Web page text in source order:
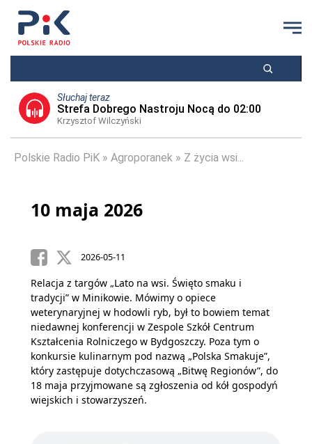
Słuchaj teraz
Strefa Dobrego Nastroju Nocą do 02:00
Krzysztof Wilczyński
Polskie Radio PiK Agroporanek Z życia wsi...
10 maja 2026
2026-05-11
Relacja z targów „Lato na wsi. Święto smaku i
tradycji” w Minikowie. Mówimy o opiece
weterynaryjnej w hodowli ryb, był to bowiem temat
niedawnej konferencji w Zespole Szkół Centrum
Kształcenia Rolniczego w Bydgoszczy. Poza tym o
konkursie kulinarnym pod nazwą „Polska Smakuje”,
który zastępuje dotychczasową „Bitwę Regionów”, do
18 maja przyjmowane są zgłoszenia od kół gospodyń
wiejskich i stowarzyszeń.